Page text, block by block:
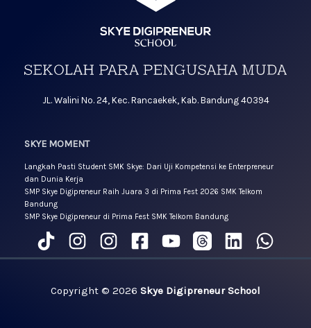
JL. Walini No. 24, Kec. Rancaekek, Kab. Bandung 40394
SKYE MOMENT
Langkah Pasti Student SMK Skye: Dari Uji Kompetensi ke Enterpreneur
dan Dunia Kerja
SMP Skye Digipreneur Raih Juara 3 di Prima Fest 2026 SMK Telkom
Bandung
SMP Skye Digipreneur di Prima Fest SMK Telkom Bandung
Copyright © 2026 Skye Digipreneur School